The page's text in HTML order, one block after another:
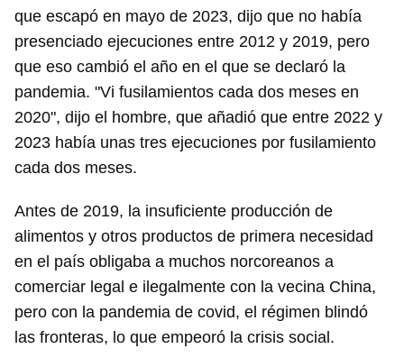
que escapó en mayo de 2023, dijo que no había
presenciado ejecuciones entre 2012 y 2019, pero
que eso cambió el año en el que se declaró la
pandemia. "Vi fusilamientos cada dos meses en
2020", dijo el hombre, que añadió que entre 2022 y
2023 había unas tres ejecuciones por fusilamiento
cada dos meses.
Antes de 2019, la insuficiente producción de
alimentos y otros productos de primera necesidad
en el país obligaba a muchos norcoreanos a
comerciar legal e ilegalmente con la vecina China,
pero con la pandemia de covid, el régimen blindó
las fronteras, lo que empeoró la crisis social.